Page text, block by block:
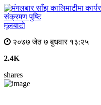
मूलबाटाे
२०७७ जेठ ७ बुधवार १३:२५
2.4K
shares